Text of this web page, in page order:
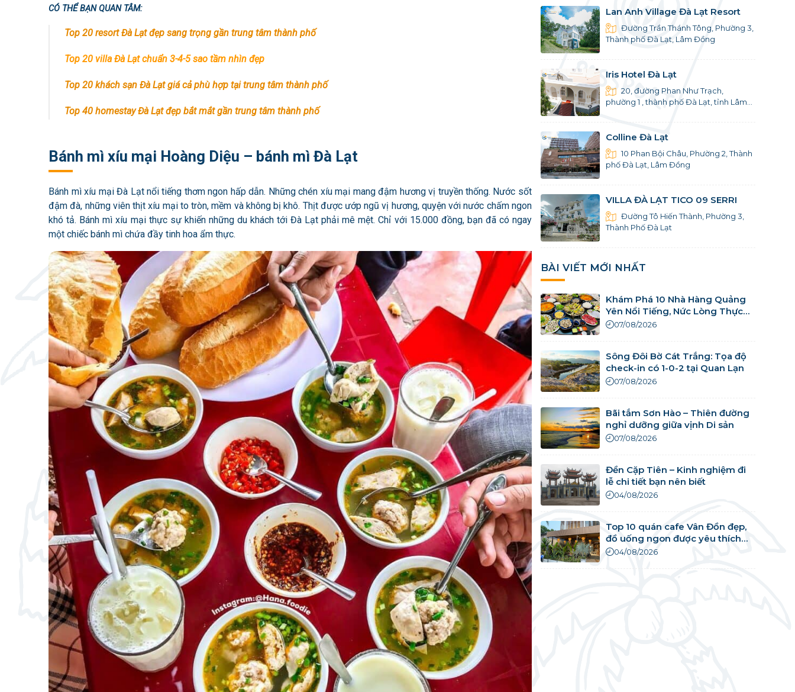
CÓ THỂ BẠN QUAN TÂM:
Top 20 resort Đà Lạt đẹp sang trọng gần trung tâm thành phố
Top 20 villa Đà Lạt chuẩn 3-4-5 sao tầm nhìn đẹp
Top 20 khách sạn Đà Lạt giá cả phù hợp tại trung tâm thành phố
Top 40 homestay Đà Lạt đẹp bắt mắt gần trung tâm thành phố
Bánh mì xíu mại Hoàng Diệu – bánh mì Đà Lạt
Bánh mì xíu mại Đà Lạt nổi tiếng thơm ngon hấp dẫn. Những chén xíu mại mang đậm hương vị truyền thống. Nước sốt
đậm đà, những viên thịt xíu mại to tròn, mềm và không bị khô. Thịt được ướp ngũ vị hương, quyện với nước chấm ngon
khó tả. Bánh mì xíu mại thực sự khiến những du khách tới Đà Lạt phải mê mệt. Chỉ với 15.000 đồng, bạn đã có ngay
một chiếc bánh mì chứa đầy tinh hoa ẩm thực.
Lan Anh Village Đà Lạt Resort
Đường Trần Thánh Tông, Phường 3,
Thành phố Đà Lạt, Lâm Đồng
Iris Hotel Đà Lạt
20, đường Phan Như Trạch,
phường 1 , thành phố Đà Lạt, tỉnh Lâm
Colline Đà Lạt
10 Phan Bội Châu, Phường 2, Thành
phố Đà Lạt, Lâm Đồng
VILLA ĐÀ LẠT TICO 09 SERRI
Đường Tô Hiến Thành, Phường 3,
Thành Phố Đà Lạt
BÀI VIẾT MỚI NHẤT
Khám Phá 10 Nhà Hàng Quảng
Yên Nổi Tiếng, Nức Lòng Thực
Khách
07/08/2026
Sông Đôi Bờ Cát Trắng: Tọa độ
check-in có 1-0-2 tại Quan Lạn
07/08/2026
Bãi tắm Sơn Hào – Thiên đường
nghỉ dưỡng giữa vịnh Di sản
07/08/2026
Đền Cặp Tiên – Kinh nghiệm đi
lễ chi tiết bạn nên biết
04/08/2026
Top 10 quán cafe Vân Đồn đẹp,
đồ uống ngon được yêu thích
nhất
04/08/2026